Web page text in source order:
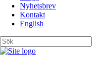
Nyhetsbrev
Kontakt
English